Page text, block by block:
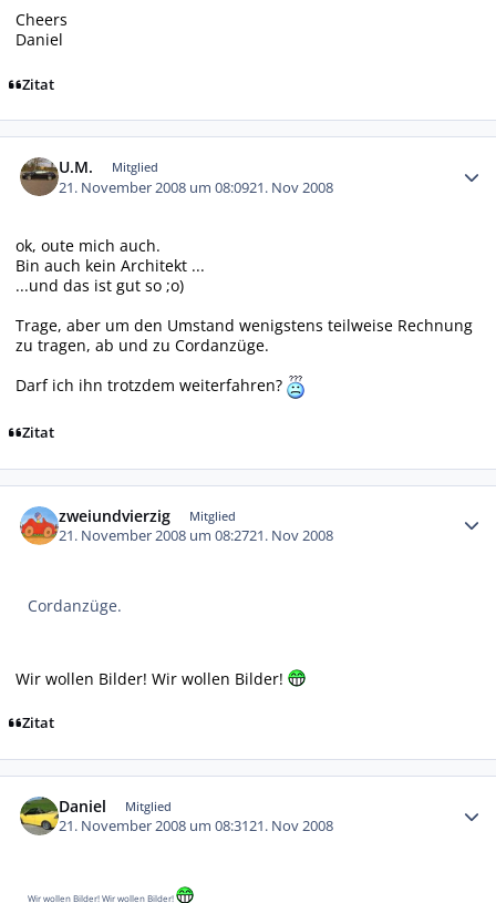
Cheers
Daniel
Zitat
U.M. Mitglied
21. November 2008 um 08:0921. Nov 2008
ok, oute mich auch.
Bin auch kein Architekt ...
...und das ist gut so ;o)
Trage, aber um den Umstand wenigstens teilweise Rechnung
zu tragen, ab und zu Cordanzüge.
Darf ich ihn trotzdem weiterfahren?
Zitat
zweiundvierzig Mitglied
21. November 2008 um 08:2721. Nov 2008
Cordanzüge.
Wir wollen Bilder! Wir wollen Bilder!
Zitat
Daniel Mitglied
21. November 2008 um 08:3121. Nov 2008
Wir wollen Bilder! Wir wollen Bilder!